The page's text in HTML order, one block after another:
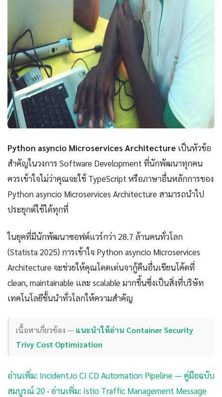
Python asyncio Microservices Architecture เป็นหัวข้อ
สำคัญในวงการ Software Development ที่นักพัฒนาทุกคน
ควรเข้าใจไม่ว่าคุณจะใช้ TypeScript หรือภาษาอื่นหลักการของ
Python asyncio Microservices Architecture สามารถนำไป
ประยุกต์ใช้ได้ทุกที่
ในยุคที่มีนักพัฒนาซอฟต์แวร์กว่า 28.7 ล้านคนทั่วโลก
(Statista 2025) การเข้าใจ Python asyncio Microservices
Architecture จะช่วยให้คุณโดดเด่นจากู้คืนอื่นเขียนโค้ดที่
clean, maintainable และ scalable มากขึ้นซึ่งเป็นสิ่งที่บริษัท
เทคโนโลยีชั้นนำทั่วโลกให้ความสำคัญ
เนื้อหาเกี่ยวข้อง — แนะนำให้อ่าน Container Security
Trivy Cost Optimization
อ่านเพิ่ม: Incident.io CI CD Automation Pipeline — คู่มือฉบับ
สมบูรณ์ 20 · อ่านเพิ่ม: Istio Traffic Management Message